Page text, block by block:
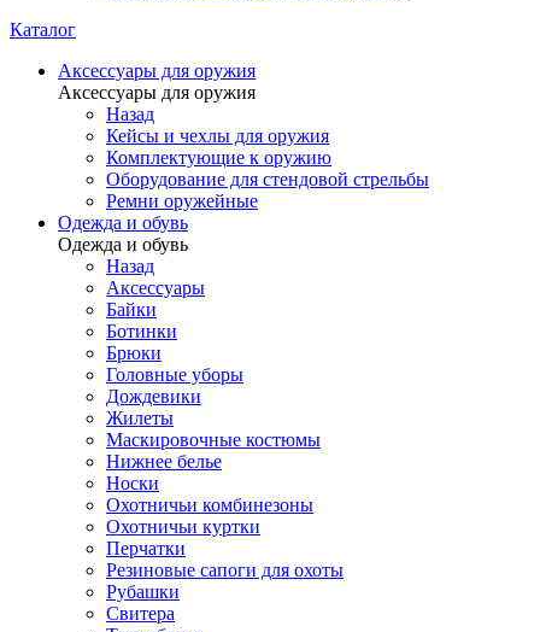
Каталог
Аксессуары для оружия
Аксессуары для оружия
Назад
Кейсы и чехлы для оружия
Комплектующие к оружию
Оборудование для стендовой стрельбы
Ремни оружейные
Одежда и обувь
Одежда и обувь
Назад
Аксессуары
Байки
Ботинки
Брюки
Головные уборы
Дождевики
Жилеты
Маскировочные костюмы
Нижнее белье
Носки
Охотничьи комбинезоны
Охотничьи куртки
Перчатки
Резиновые сапоги для охоты
Рубашки
Свитера